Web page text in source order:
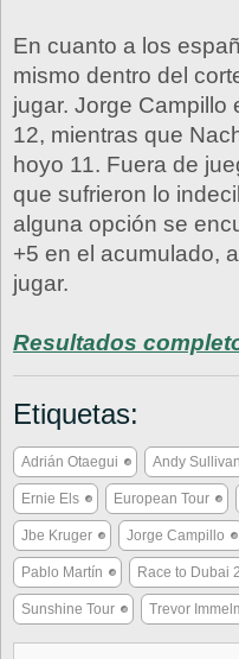
En cuanto a los
mismo dentro del
jugar. Jorge
12, mientras que
hoyo 11. Fuera de
que sufrieron lo
alguna opción se
+5 en el acumulado,
jugar.
Resultados
Etiquetas:
Adrián Otaegui Andy Sullivan
Ernie Els European Tour
Jbe Kruger Jorge Campillo
Pablo Martín Race to Dubai
Sunshine Tour Trevor